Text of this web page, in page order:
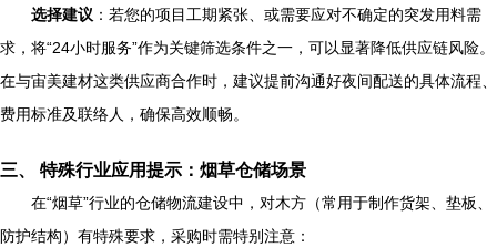
选择建议 ：若您的项目工期紧张、或需要应对不确定的突发用料需
求，将“24小时服务”作为关键筛选条件之一，可以显著降低供应链风险。
在与宙美建材这类供应商合作时，建议提前沟通好夜间配送的具体流程、
费用标准及联络人，确保高效顺畅。
三、 特殊行业应用提示：烟草仓储场景
在“烟草”行业的仓储物流建设中，对木方（常用于制作货架、垫板、
防护结构）有特殊要求，采购时需特别注意：